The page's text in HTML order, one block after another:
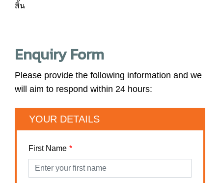
สิ้น
Enquiry Form
Please provide the following information and we
will aim to respond within 24 hours:
YOUR DETAILS
First Name